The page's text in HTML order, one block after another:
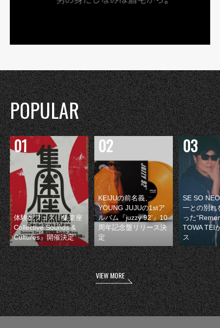
POPULAR
体験型フェス『集楽座
Collective Sounds &
Cultures』開催決定
KEIJUの前名義、
YOUNG JUJUの1stア
ルバム『juzzy 92’』10
周年記念盤リリース決
定
SE SO
一との別れ
った
TOWA TEI
ス
VIEW MORE